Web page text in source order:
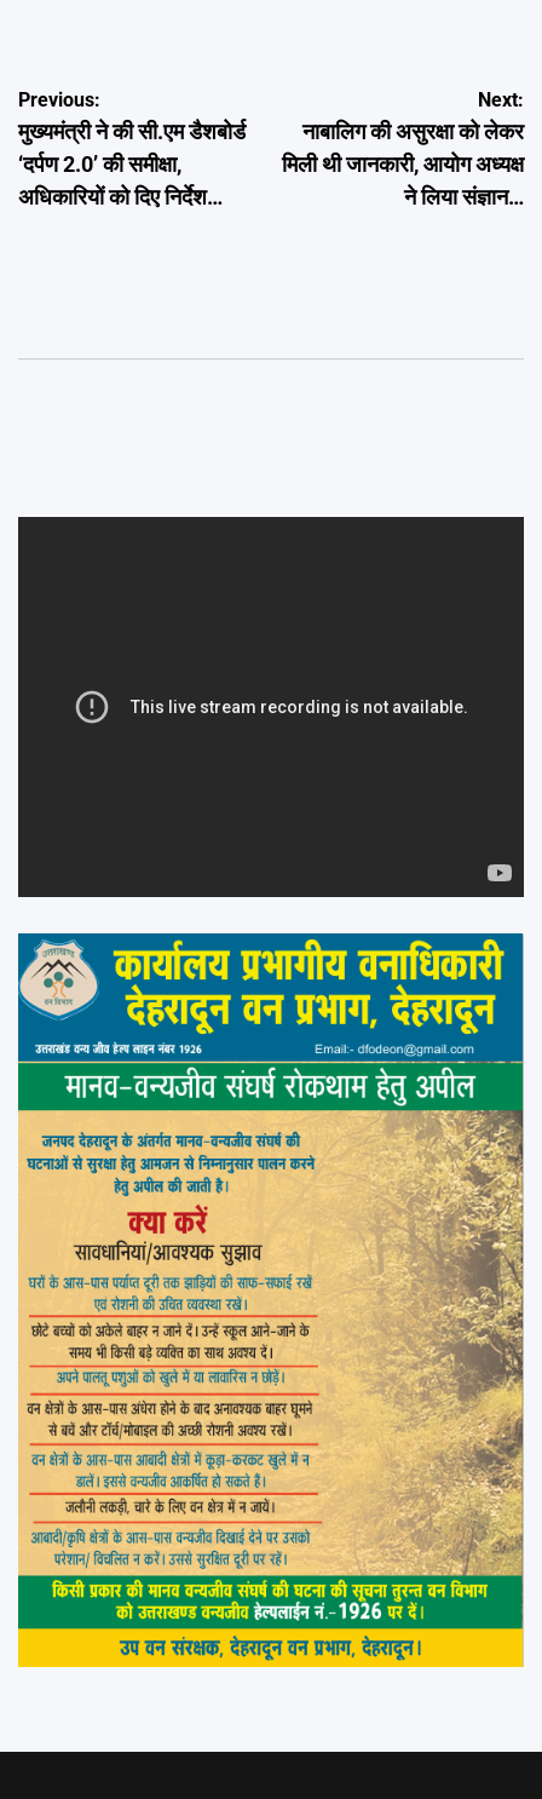
Post
navigation
Previous:
मुख्यमंत्री ने की सी.एम डैशबोर्ड
‘दर्पण 2.0’ की समीक्षा,
अधिकारियों को दिए निर्देश…
Next:
नाबालिग की असुरक्षा को लेकर
मिली थी जानकारी, आयोग अध्यक्ष
ने लिया संज्ञान…